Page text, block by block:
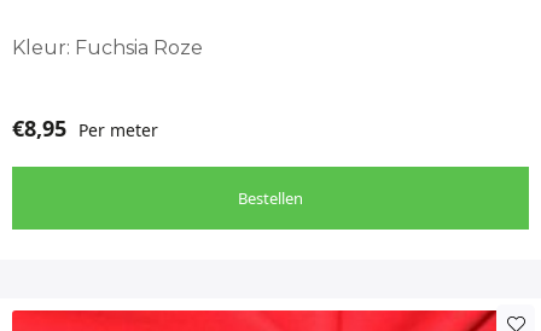
Kleur: Fuchsia Roze
€8,95 Per meter
Bestellen